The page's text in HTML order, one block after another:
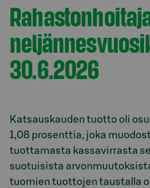
30.6.2026
Katsauskauden tuotto oli
1,08 prosenttia, joka
tuottamasta kassavirrasta
suotuisista
tuomien tuottojen taustalla